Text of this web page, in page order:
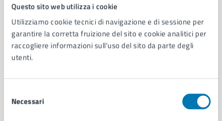
Questo sito web utilizza i cookie
Utilizziamo cookie tecnici di navigazione e di sessione per
garantire la corretta fruizione del sito e cookie analitici per
raccogliere informazioni sull'uso del sito da parte degli
utenti.
delNecessari
AMMINISTRAZIONE
Aree amministrative
Organi di governo
Municipalità
Personale amministrativo